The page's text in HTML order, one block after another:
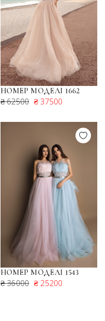
НОМЕР МОДЕЛІ 1662
₴ 62500 ₴ 37500
НОМЕР МОДЕЛІ 1543
₴ 36000 ₴ 25200